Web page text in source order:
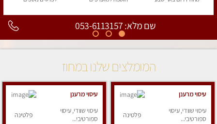
שם מלא: 053-6113157
המומלצים שלנו במחוז
עיסוי מרענן
עיסוי שוודי, עיסוי
ספורטיבי...
פלטינה
עיסוי מרענן
עיסוי שוודי, עיסוי
ספורטיבי...
פלטינה